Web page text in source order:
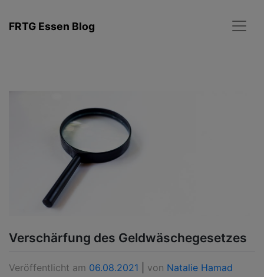
Inhalt
FRTG Essen Blog
Verschärfung des Geldwäschegesetzes
Veröffentlicht am 06.08.2021 von Natalie Hamad